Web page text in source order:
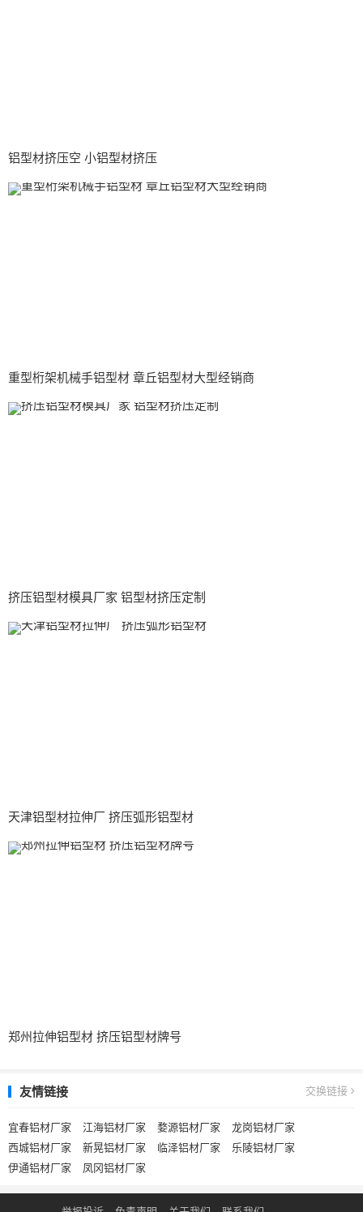
铝型材挤压空 小铝型材挤压
重型桁架机械手铝型材 章丘铝型材大型经销商
挤压铝型材模具厂家 铝型材挤压定制
天津铝型材拉伸厂 挤压弧形铝型材
郑州拉伸铝型材 挤压铝型材牌号
友情链接 交换链接
宜春铝材厂家 江海铝材厂家 婺源铝材厂家
龙岗铝材厂家
西城铝材厂家
新晃铝材厂家 临泽铝材厂家
乐陵铝材厂家
伊通铝材厂家
凤冈铝材厂家